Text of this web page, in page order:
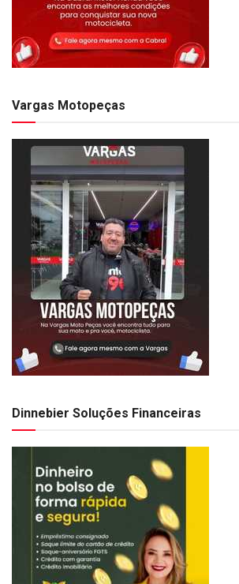
Vargas Motopeças
Dinnebier Soluções Financeiras